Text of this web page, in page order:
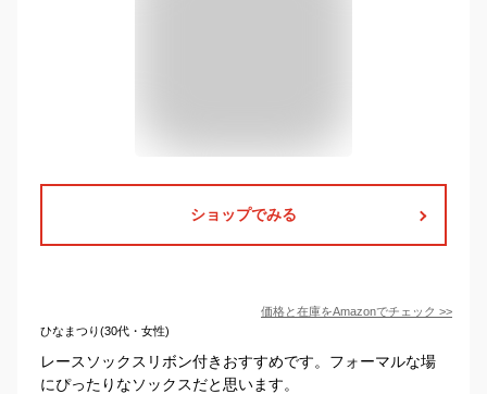
ショップでみる
価格と在庫をAmazonでチェック >>
ひなまつり(30代・女性)
レースソックスリボン付きおすすめです。フォーマルな場
にぴったりなソックスだと思います。